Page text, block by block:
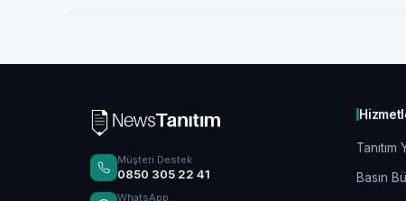
Müşteri Destek
0850 305 22 41
WhatsApp
Tanıtım
Basın